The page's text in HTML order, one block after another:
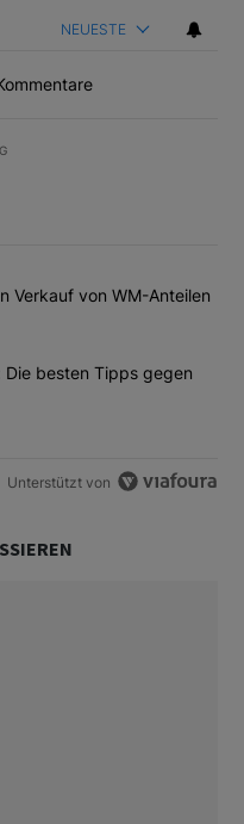
NEUESTE
meisten kommentierten
verwirft Pläne für den
Verkauf von WM-Anteilen
in der Schweiz: Die
besten Tipps gegen
Unterstützt von